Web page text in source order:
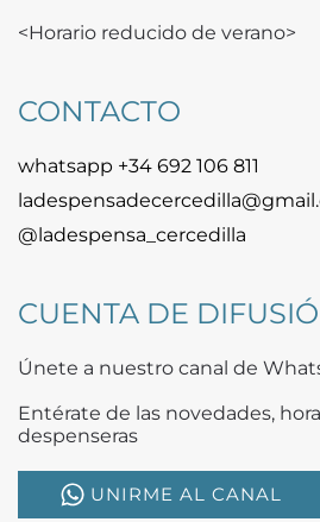
<Horario reducido de verano>
CONTACTO
whatsapp +34 692 106 811
@ladespensa_cercedilla
CUENTA DE
Únete a nuestro canal de
Entérate de las novedades,
despenseras
UNIRME AL CANAL